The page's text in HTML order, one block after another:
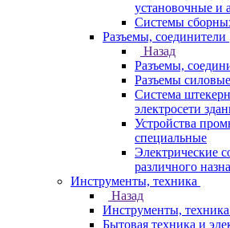
установочные и
Системы
Разъемы, соединители
Назад
Разъемы,
Разъемы силовые
Система
электросети
Устройства
специальные
Электрические
различного
Инструменты, техника
Назад
Инструменты, техника
Бытовая техника и